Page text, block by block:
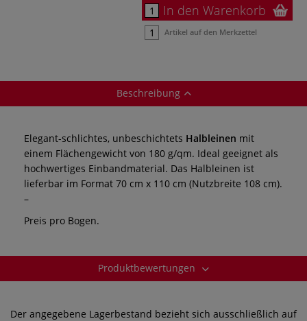
In den Warenkorb
Artikel auf den Merkzettel
Beschreibung
Elegant-schlichtes, unbeschichtets Halbleinen mit
einem Flächengewicht von 180 g/qm. Ideal geeignet als
hochwertiges Einbandmaterial. Das Halbleinen ist
lieferbar im Format 70 cm x 110 cm (Nutzbreite 108 cm).
–
Preis pro Bogen.
Produktbewertungen
Der angegebene Lagerbestand bezieht sich ausschließlich auf